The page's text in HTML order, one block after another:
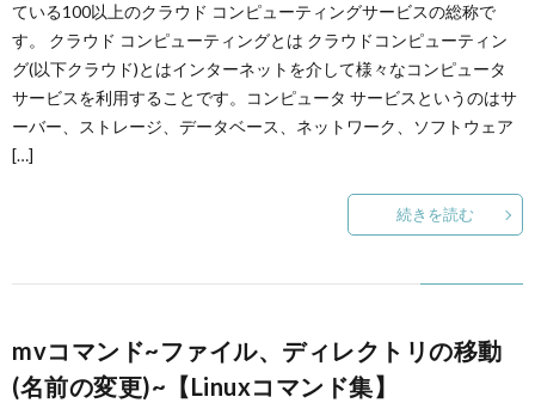
ている100以上のクラウド コンピューティングサービスの総称で
す。 クラウド コンピューティングとは クラウドコンピューティン
グ(以下クラウド)とはインターネットを介して様々なコンピュータ
サービスを利用することです。コンピュータ サービスというのはサ
ーバー、ストレージ、データベース、ネットワーク、ソフトウェア
[…]
続きを読む
mvコマンド~ファイル、ディレクトリの移動
(名前の変更)~【Linuxコマンド集】